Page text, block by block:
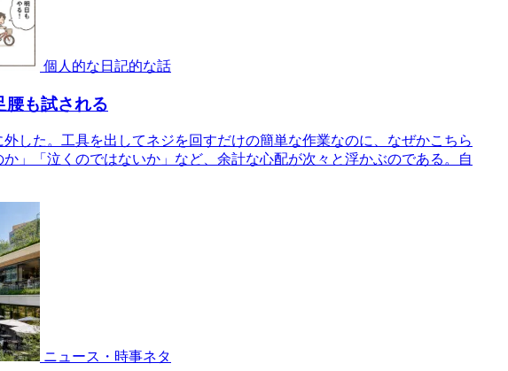
個人的な日記的な話
腰も試される
した。工具を出してネジを回すだけの簡単な作業なのに、なぜかこちら
」「泣くのではないか」など、余計な心配が次々と浮かぶのである。自
ニュース・時事ネタ